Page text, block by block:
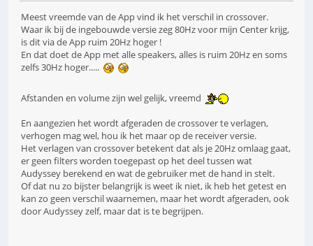
Meest vreemde van de App vind ik het verschil in crossover.
Waar ik bij de ingebouwde versie zeg 80Hz voor mijn Center krijg,
is dit via de App ruim 20Hz hoger !
En dat doet de App met alle speakers, alles is ruim 20Hz en soms
zelfs 30Hz hoger.....
Afstanden en volume zijn wel gelijk, vreemd
En aangezien het wordt afgeraden de crossover te verlagen,
verhogen mag wel, hou ik het maar op de receiver versie.
Het verlagen van crossover betekent dat als je 20Hz omlaag gaat,
er geen filters worden toegepast op het deel tussen wat
Audyssey berekend en wat de gebruiker met de hand in stelt.
Of dat nu zo bijster belangrijk is weet ik niet, ik heb het getest en
kan zo geen verschil waarnemen, maar het wordt afgeraden, ook
door Audyssey zelf, maar dat is te begrijpen.